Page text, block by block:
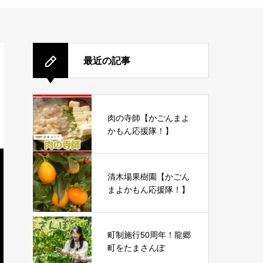
最近の記事
肉の寺師【かごんまよ
かもん応援隊！】
清木場果樹園【かごん
まよかもん応援隊！】
町制施行50周年！龍郷
町をたまさんぽ